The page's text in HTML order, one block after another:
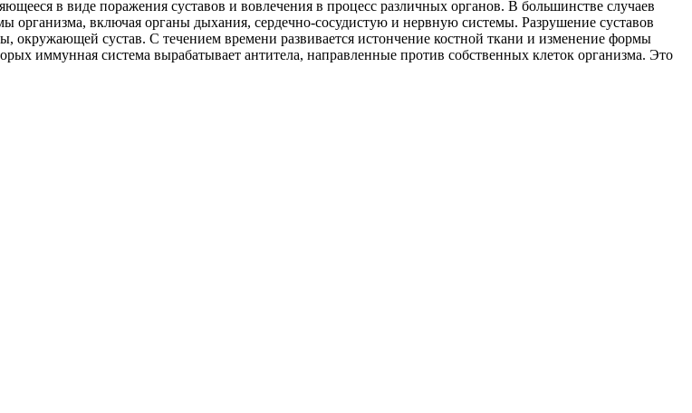
в виде поражения суставов и вовлечения в процесс различных органов. В большинстве случаев
организма, включая органы дыхания, сердечно-сосудистую и нервную системы. Разрушение суставов
окружающей сустав. С течением времени развивается истончение костной ткани и изменение формы
иммунная система вырабатывает антитела, направленные против собственных клеток организма. Это